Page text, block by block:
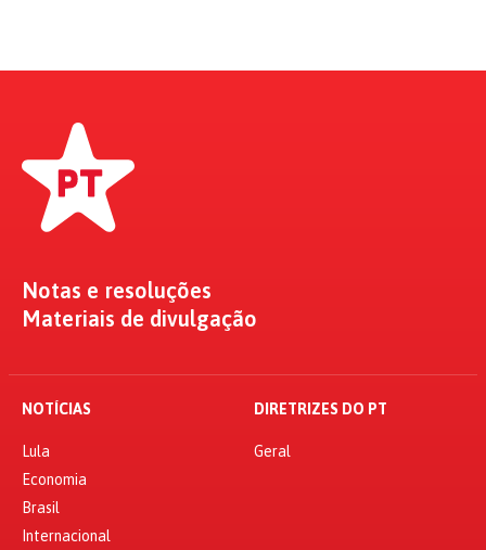
Notas e resoluções
Materiais de divulgação
NOTÍCIAS
Lula
Economia
Brasil
Internacional
DIRETRIZES DO PT
Geral